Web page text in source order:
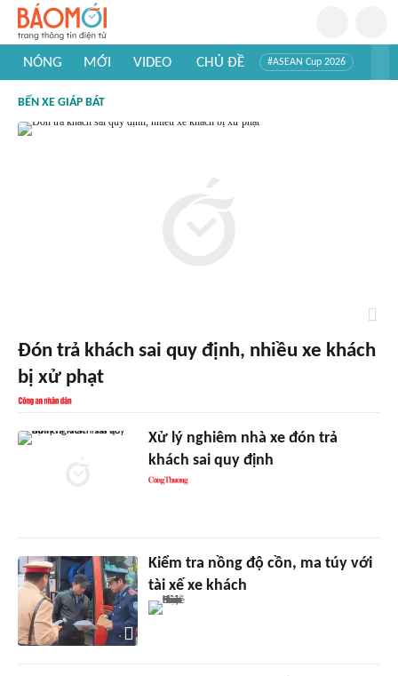
NÓNG MỚI VIDEO CHỦ ĐỀ #ASEAN Cup 2026
#Khám phá thế giới
BẾN XE GIÁP BÁT
Đón trả khách sai quy định, nhiều xe khách
bị xử phạt
Xử lý nghiêm nhà xe đón trả
khách sai quy định
Kiểm tra nồng độ cồn, ma túy với
tài xế xe khách